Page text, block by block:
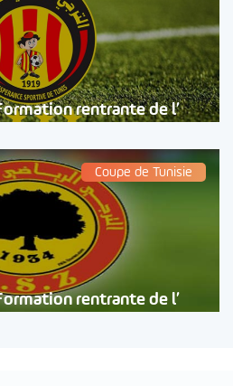
rentrante de l’
Coupe de Tunisie
rentrante de l’